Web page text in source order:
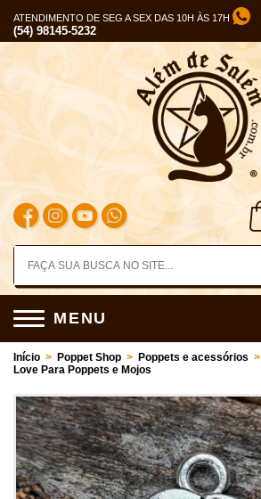
ATENDIMENTO DE SEG A SEX DAS 10H ÀS 17H
(54) 98145-5232
MENU
Início > Poppet Shop > Poppets e acessórios >
Love Para Poppets e Mojos